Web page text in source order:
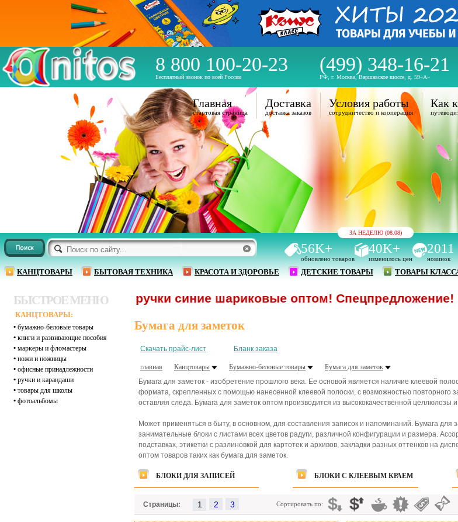
8 800 100-20-23
Бесплатный звонок по всей России
(499) 348-16-21
РФ, г. Москва, Варшавское шоссе, д. 59«А»
ЗА НЕДЕЛЮ (08.08)
56K+
обновлено товаров
40K+
изменилось цен
2011
новинок
КАНЦТОВАРЫ БЫТОВАЯ ТЕХНИКА КРАСОТА И ЗДОРОВЬЕ ДЕТСКИЕ ТОВАРЫ ТОВАРЫ
Главная
стартовая страница
Доставка
доставка заказов
Условия работы
сотрудничество и кооперация
Как
БЫСТРОЕ МЕНЮ
КАНЦТОВАРЫ:
• бумажно-беловые товары
• книги и развивающие пособия
• маркеры и фломастеры
• ножи и ножницы
• офисные принадлежности
• ручки и карандаши
• товары для школы
• фотоальбомы
От 1,62 р. - ручки синие шариковые оптом! Спецпредложение!
Бумага для заметок
Скачать прайс-лист Бланк заказа
главная Канцтовары Бумажно-беловые товары
Бумага для заметок
Бумага для заметок - изобретение прошлого века. Ее основой является наличие клеевой
формата, скрепленных с помощью нанесенной клеевой полоски, с возможностью повторного
оставляя следа. Бумага для заметок оптом производится из высококачественной
Может применяться в быту, в основном, для составления записок и напоминаний. Бумага
занимательные блоки с листами всех цветов радуги, различной конфигурации и размера.
подставках, этикетки с разлиновкой для картотек и архивов, закладки разных оттенков на
оптом товаров таких как бумага для заметок.
БЛОКИ ДЛЯ ЗАПИСЕЙ БЛОКИ С КЛЕЕВЫМ КРАЕМ
Страницы: 1 Сортировать по: